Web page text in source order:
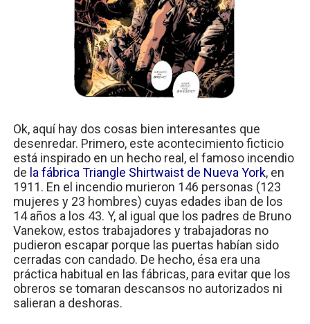
Ok, aquí hay dos cosas bien interesantes que
desenredar. Primero, este acontecimiento ficticio
está inspirado en un hecho real, el famoso incendio
de la fábrica Triangle Shirtwaist de Nueva York, en
1911. En el incendio murieron 146 personas (123
mujeres y 23 hombres) cuyas edades iban de los
14 años a los 43. Y, al igual que los padres de Bruno
Vanekow, estos trabajadores y trabajadoras no
pudieron escapar porque las puertas habían sido
cerradas con candado. De hecho, ésa era una
práctica habitual en las fábricas, para evitar que los
obreros se tomaran descansos no autorizados ni
salieran a deshoras.